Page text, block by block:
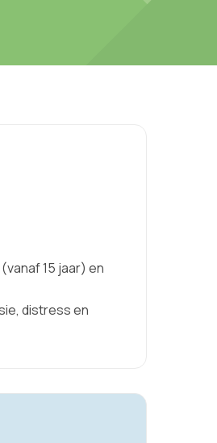
15 jaar) en
distress en